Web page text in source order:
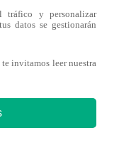
al presentar el
meses y contará
a los líderes de
son
tráfico y personalizar
tus datos se gestionarán
invitamos leer nuestra